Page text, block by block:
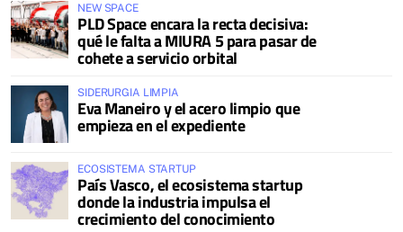
NEW SPACE
PLD Space encara la recta decisiva:
qué le falta a MIURA 5 para pasar de
cohete a servicio orbital
SIDERURGIA LIMPIA
Eva Maneiro y el acero limpio que
empieza en el expediente
ECOSISTEMA STARTUP
País Vasco, el ecosistema startup
donde la industria impulsa el
crecimiento del conocimiento